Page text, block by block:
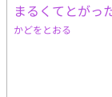
まるくてとがっ
かどをとおる